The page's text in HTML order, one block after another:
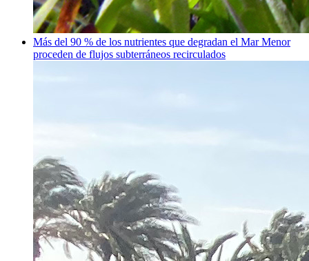
Más del 90 % de los nutrientes que degradan el Mar Menor
proceden de flujos subterráneos recirculados